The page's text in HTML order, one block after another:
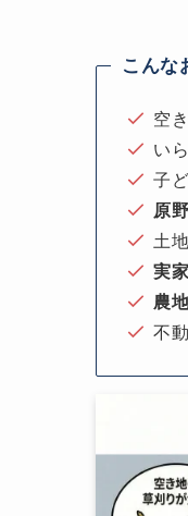
こんな
空
い
子
原
土
実家
農
不